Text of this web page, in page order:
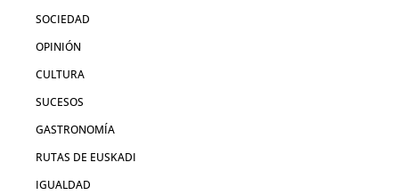
SOCIEDAD
OPINIÓN
CULTURA
SUCESOS
GASTRONOMÍA
RUTAS DE EUSKADI
IGUALDAD